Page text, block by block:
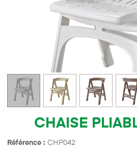
CHAISE
Référence : CHP042